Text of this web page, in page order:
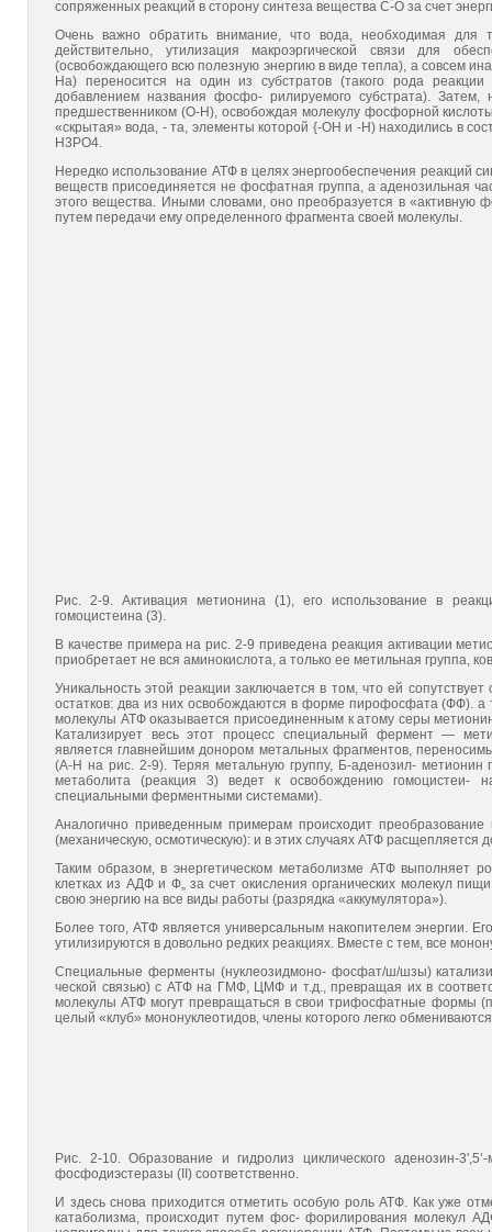
сопряженных реакций в сторону синтеза вещества С-О за счет
Очень важно обратить внимание, что вода, необходимая для
действительно, утилизация макроэргической связи для
(освобождающего всю полезную энергию в виде тепла), а совсем
На) переносится на один из субстратов (такого рода
добавлением названия фосфо- рилируемого субстрата).
предшественником (О-Н), освобождая молекулу фосфорной
«скрытая» вода, - та, элементы которой {-ОН и -Н) находились в
Н3РО4.
Нередко использование АТФ в целях энергообеспечения реакций
веществ присоединяется не фосфатная группа, а аденозильная
этого вещества. Иными словами, оно преобразуется в «активную
путем передачи ему определенного фрагмента своей молекулы.
Рис. 2-9. Активация метионина (1), его использование в
гомоцистеина (3).
В качестве примера на рис. 2-9 приведена реакция активации
приобретает не вся аминокислота, а только ее метильная группа,
Уникальность этой реакции заключается в том, что ей
остатков: два из них освобождаются в форме пирофосфата (ФФ).
молекулы АТФ оказывается присоединенным к атому серы
Катализирует весь этот процесс специальный фермент —
является главнейшим донором метальных фрагментов,
(А-Н на рис. 2-9). Теряя метальную группу, Б-аденозил- метионин
метаболита (реакция 3) ведет к освобождению гомоцистеи-
специальными ферментными системами).
Аналогично приведенным примерам происходит
(механическую, осмотическую): и в этих случаях АТФ расщепляется
Таким образом, в энергетическом метаболизме АТФ выполняет
клетках из АДФ и Ф„ за счет окисления органических молекул
свою энергию на все виды работы (разрядка «аккумулятора»).
Более того, АТФ является универсальным накопителем энергии.
утилизируются в довольно редких реакциях. Вместе с тем, все
Специальные ферменты (нуклеозидмоно- фосфат/ш/шзы)
ческой связью) с АТФ на ГМФ, ЦМФ и т.д., превращая их в
молекулы АТФ могут превращаться в свои трифосфатные формы
целый «клуб» мононуклеотидов, члены которого легко
Рис. 2-10. Образование и гидролиз циклического аденозин-
фосфодиэстеразы (II) соответственно.
И здесь снова приходится отметить особую роль АТФ. Как уже
катаболизма, происходит путем фос- форилирования молекул